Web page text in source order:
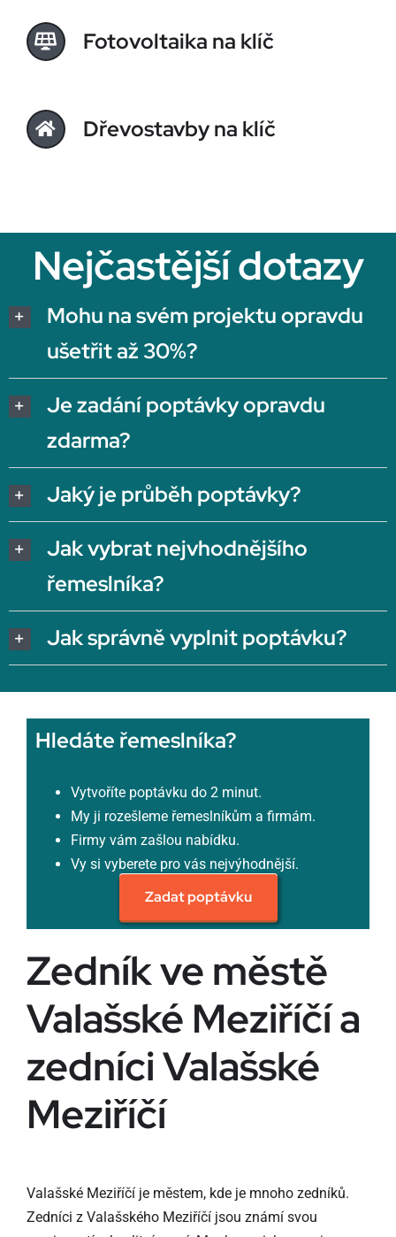
Fotovoltaika na klíč
Dřevostavby na klíč
Nejčastější dotazy
Mohu na svém projektu opravdu
ušetřit až 30%?
Je zadání poptávky opravdu
zdarma?
Jaký je průběh poptávky?
Jak vybrat nejvhodnějšího
řemeslníka?
Jak správně vyplnit poptávku?
Hledáte řemeslníka?
Vytvoříte poptávku do 2 minut.
My ji rozešleme řemeslníkům a firmám.
Firmy vám zašlou nabídku.
Vy si vyberete pro vás nejvýhodnější.
Zadat poptávku
Zedník ve městě
Valašské Meziříčí a
zedníci Valašské
Meziříčí
Valašské Meziříčí je městem, kde je mnoho zedníků.
Zedníci z Valašského Meziříčí jsou známí svou